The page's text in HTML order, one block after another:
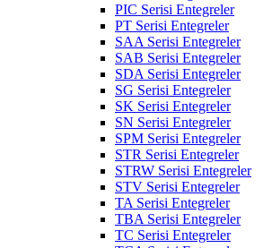
PIC Serisi Entegreler
PT Serisi Entegreler
SAA Serisi Entegreler
SAB Serisi Entegreler
SDA Serisi Entegreler
SG Serisi Entegreler
SK Serisi Entegreler
SN Serisi Entegreler
SPM Serisi Entegreler
STR Serisi Entegreler
STRW Serisi Entegreler
STV Serisi Entegreler
TA Serisi Entegreler
TBA Serisi Entegreler
TC Serisi Entegreler